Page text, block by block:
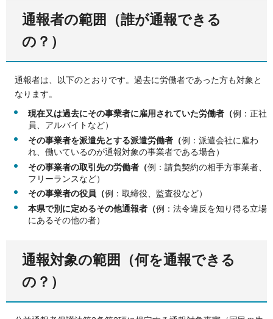
通報者の範囲（誰が通報できる
の？）
通報者は、以下のとおりです。過去に労働者であった方も対象と
なります。
現在又は過去にその事業者に雇用されていた労働者（例：正社
員、アルバイトなど）
その事業者を派遣先とする派遣労働者（例：派遣会社に雇わ
れ、働いているのが通報対象の事業者である場合）
その事業者の取引先の労働者（例：請負契約の相手方事業者、
フリーランスなど）
その事業者の役員（例： 取締役、監査役など）
本県で別に定めるその他通報者（例：法令違反を知り得る立場
にあるその他の者）
通報対象の範囲（何を通報できる
の？）